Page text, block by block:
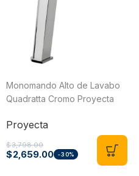
Monomando Alto de Lavabo
Quadratta Cromo Proyecta
Proyecta
$3,798.00
$2,659.00 -30%